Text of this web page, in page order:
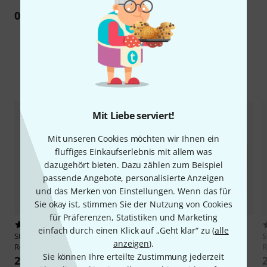
Mit Liebe serviert!
Mit unseren Cookies möchten wir Ihnen ein
fluffiges Einkaufserlebnis mit allem was
dazugehört bieten. Dazu zählen zum Beispiel
passende Angebote, personalisierte Anzeigen
und das Merken von Einstellungen. Wenn das für
Sie okay ist, stimmen Sie der Nutzung von Cookies
für Präferenzen, Statistiken und Marketing
einfach durch einen Klick auf „Geht klar“ zu (alle
anzeigen).
Sie können Ihre erteilte Zustimmung jederzeit
0Rezension
Alternativen vergleichen
Studio 49KB/BX d No3
Resonator Bar
209 €
Studio 49KB/BX b/h No12
Resonator Bar
209 €